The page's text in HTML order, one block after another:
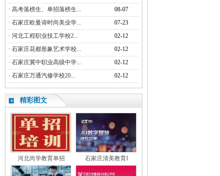
· 高考落榜生、单招落榜生...
08-07
· 石家庄欧曼谛时尚美业学...
07-23
· 河北工程职业技工学校2...
02-12
· 石家庄花都形象艺术学校...
02-12
· 石家庄冀中职业高级中学...
02-12
· 石家庄万通汽修学校20... 02-12
精彩图文
河北尚学教育单招 石家庄清美教育I